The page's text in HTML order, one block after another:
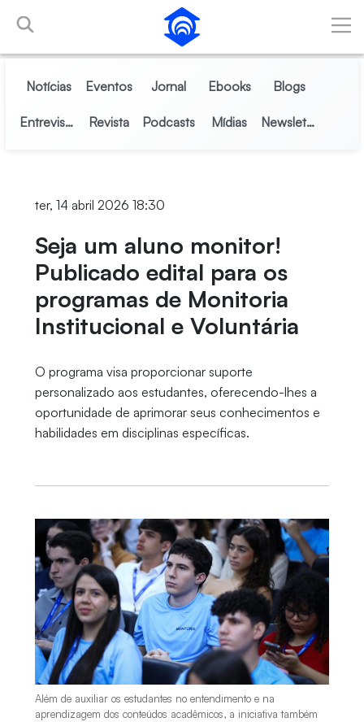
Pular para o Conteúdo principal
Notícias Eventos Jornal Ebooks Blogs
Entrevistas Revista Podcasts Mídias Newsletter
ter, 14 abril 2026 18:30
Seja um aluno monitor!
Publicado edital para os
programas de Monitoria
Institucional e Voluntária
O programa visa proporcionar suporte
personalizado aos estudantes, oferecendo-lhes a
oportunidade de aprimorar seus conhecimentos e
habilidades em disciplinas específicas.
Além de auxiliar os estudantes no entendimento e na
aprendizagem dos conteúdos acadêmicos, a iniciativa também